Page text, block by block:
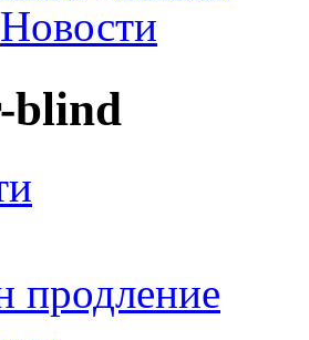
Новости
blind
продление